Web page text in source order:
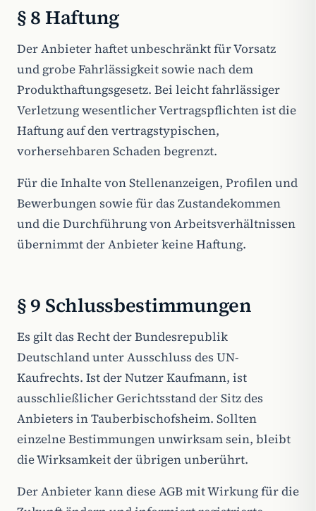
§ 8 Haftung
Der Anbieter haftet unbeschränkt für Vorsatz
und grobe Fahrlässigkeit sowie nach dem
Produkthaftungsgesetz. Bei leicht fahrlässiger
Verletzung wesentlicher Vertragspflichten ist die
Haftung auf den vertragstypischen,
vorhersehbaren Schaden begrenzt.
Für die Inhalte von Stellenanzeigen, Profilen und
Bewerbungen sowie für das Zustandekommen
und die Durchführung von Arbeitsverhältnissen
übernimmt der Anbieter keine Haftung.
§ 9 Schlussbestimmungen
Es gilt das Recht der Bundesrepublik
Deutschland unter Ausschluss des UN-
Kaufrechts. Ist der Nutzer Kaufmann, ist
ausschließlicher Gerichtsstand der Sitz des
Anbieters in Tauberbischofsheim. Sollten
einzelne Bestimmungen unwirksam sein, bleibt
die Wirksamkeit der übrigen unberührt.
Der Anbieter kann diese AGB mit Wirkung für die